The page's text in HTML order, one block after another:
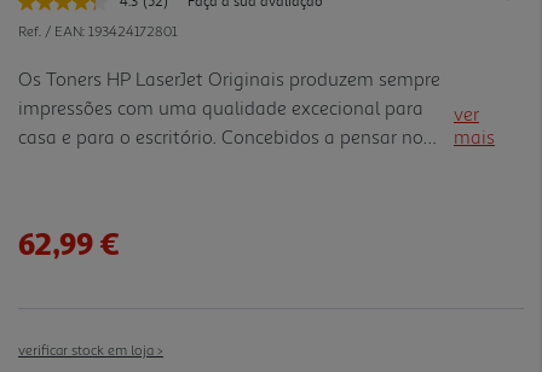
Leu
52
para
a
mesma
página.
Ref. / EAN: 193424172801
Os Toners HP LaserJet Originais produzem sempre
impressões com uma qualidade excecional para
casa e para o escritório. Concebidos a pensar no
após página Conformidade com os critérios de
qualidade do ar interior nos locais onde trabalha e
vive
ver
mais
62,99 €
verificar stock em loja >